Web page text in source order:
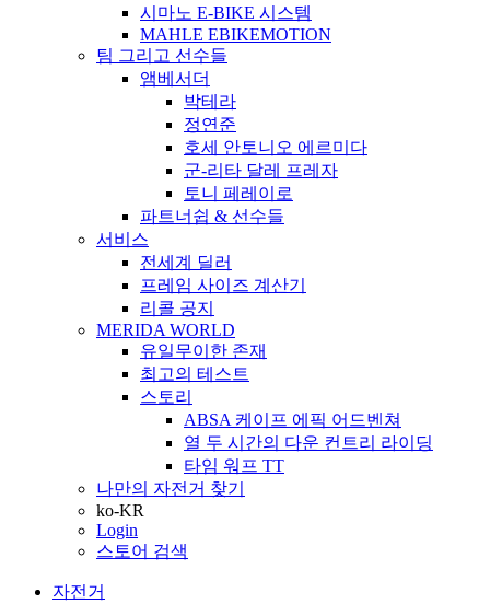
시마노 E-BIKE 시스템
MAHLE EBIKEMOTION
팀 그리고 선수들
앰베서더
박테라
정연준
호세 안토니오 에르미다
군-리타 달레 프레자
토니 페레이로
파트너쉽 & 선수들
서비스
전세계 딜러
프레임 사이즈 계산기
리콜 공지
MERIDA WORLD
유일무이한 존재
최고의 테스트
스토리
ABSA 케이프 에픽 어드벤쳐
열 두 시간의 다운 컨트리 라이딩
타임 워프 TT
나만의 자전거 찾기
ko-KR
Login
스토어 검색
자전거